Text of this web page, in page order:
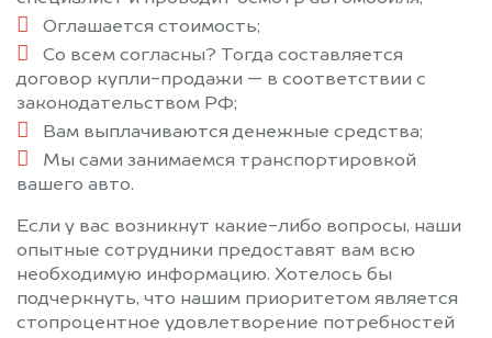
Оглашается стоимость;
Со всем согласны? Тогда составляется
договор купли-продажи — в соответствии с
законодательством РФ;
Вам выплачиваются денежные средства;
Мы сами занимаемся транспортировкой
вашего авто.
Если у вас возникнут какие-либо вопросы, наши
опытные сотрудники предоставят вам всю
необходимую информацию. Хотелось бы
подчеркнуть, что нашим приоритетом является
стопроцентное удовлетворение потребностей